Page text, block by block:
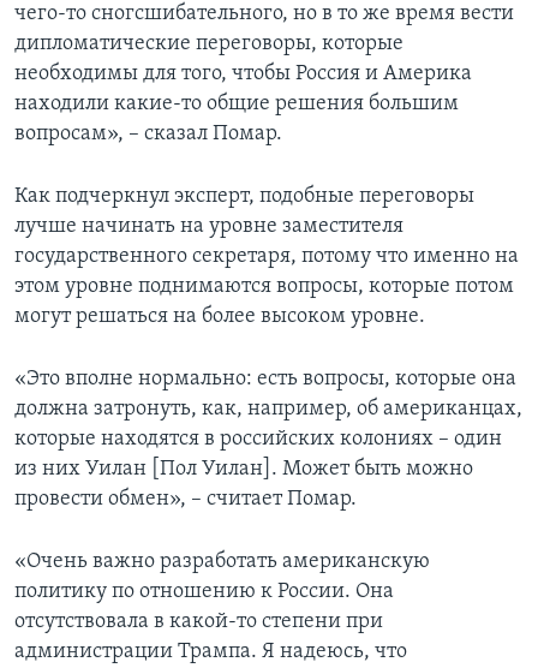
чего-то сногсшибательного, но в то же время вести
дипломатические переговоры, которые
необходимы для того, чтобы Россия и Америка
находили какие-то общие решения большим
вопросам», – сказал Помар.
Как подчеркнул эксперт, подобные переговоры
лучше начинать на уровне заместителя
государственного секретаря, потому что именно на
этом уровне поднимаются вопросы, которые потом
могут решаться на более высоком уровне.
«Это вполне нормально: есть вопросы, которые она
должна затронуть, как, например, об американцах,
которые находятся в российских колониях – один
из них Уилан [Пол Уилан]. Может быть можно
провести обмен», – считает Помар.
«Очень важно разработать американскую
политику по отношению к России. Она
отсутствовала в какой-то степени при
администрации Трампа. Я надеюсь, что